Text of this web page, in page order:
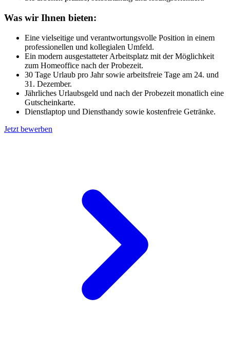
Was wir Ihnen bieten:
Eine vielseitige und verantwortungsvolle Position in einem
professionellen und kollegialen Umfeld.
Ein modern ausgestatteter Arbeitsplatz mit der Möglichkeit
zum Homeoffice nach der Probezeit.
30 Tage Urlaub pro Jahr sowie arbeitsfreie Tage am 24. und
31. Dezember.
Jährliches Urlaubsgeld und nach der Probezeit monatlich eine
Gutscheinkarte.
Dienstlaptop und Diensthandy sowie kostenfreie Getränke.
Jetzt bewerben